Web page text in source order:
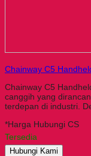
Chainway C5
Chainway C5
canggih yang
terdepan di industri.
*Harga Hubungi CS
Tersedia
Hubungi Kami